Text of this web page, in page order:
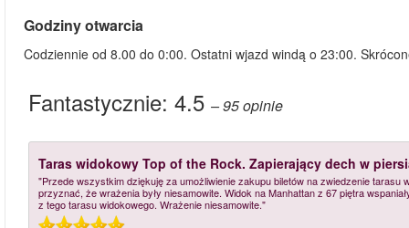
Godziny otwarcia
Codziennie od 8.00 do 0:00. Ostatni wjazd windą o 23:00.
Fantastycznie: 4.5 – 95opinie
Taras widokowy Top of the Rock. Zapierający dech w
"Przede wszystkim dziękuję za umożliwienie zakupu biletów na zwiedzenie
przyznać, że wrażenia były niesamowite. Widok na Manhattan z 67 piętra
z tego tarasu widokowego. Wrażenie niesamowite."